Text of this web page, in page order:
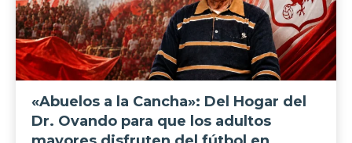
«Abuelos a la Cancha»: Del Hogar del
Dr. Ovando para que los adultos